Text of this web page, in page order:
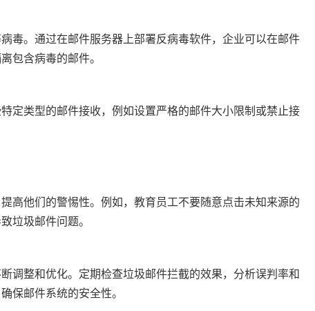
毒。通过在邮件服务器上部署反病毒软件，企业可以在邮件
包含病毒的邮件。
定类型的邮件接收，例如设置严格的邮件大小限制或禁止接
高他们的警惕性。例如，教育员工不要随意点击未知来源的
垃圾邮件问题。
调整和优化。定期检查垃圾邮件拦截的效果，分析误判率和
保邮件系统的安全性。